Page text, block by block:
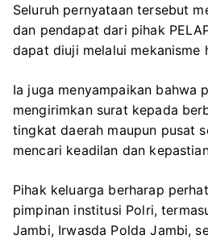
Seluruh pernyataan tersebut
dan pendapat dari pihak
dapat diuji melalui mekanisme
Ia juga menyampaikan bahwa
mengirimkan surat kepada
tingkat daerah maupun pusat
mencari keadilan dan
Pihak keluarga berharap
pimpinan institusi Polri,
Jambi, Irwasda Polda Jambi,